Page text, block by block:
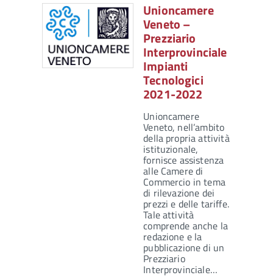
Unioncamere
Veneto –
Prezziario
Interprovinciale
Impianti
Tecnologici
2021-2022
Unioncamere
Veneto, nell’ambito
della propria attività
istituzionale,
fornisce assistenza
alle Camere di
Commercio in tema
di rilevazione dei
prezzi e delle tariffe.
Tale attività
comprende anche la
redazione e la
pubblicazione di un
Prezziario
Interprovinciale…